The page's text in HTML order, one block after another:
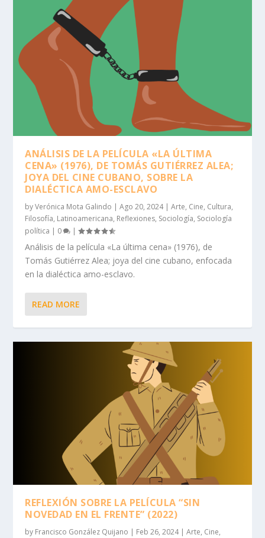
ANÁLISIS DE LA PELÍCULA «LA ÚLTIMA
CENA» (1976), DE TOMÁS GUTIÉRREZ ALEA;
JOYA DEL CINE CUBANO, SOBRE LA
DIALÉCTICA AMO-ESCLAVO
byVerónica Mota Galindo |Ago 20, 2024|Arte, Cine, Cultura,
Filosofía, Latinoamericana, Reflexiones, Sociología, Sociología
política | 0 |
Análisis de la película «La última cena» (1976), de
Tomás Gutiérrez Alea; joya del cine cubano, enfocada
en la dialéctica amo-esclavo.
READ MORE
REFLEXIÓN SOBRE LA PELÍCULA “SIN
NOVEDAD EN EL FRENTE” (2022)
by Francisco González Quijano | Feb 26, 2024|Arte, Cine,